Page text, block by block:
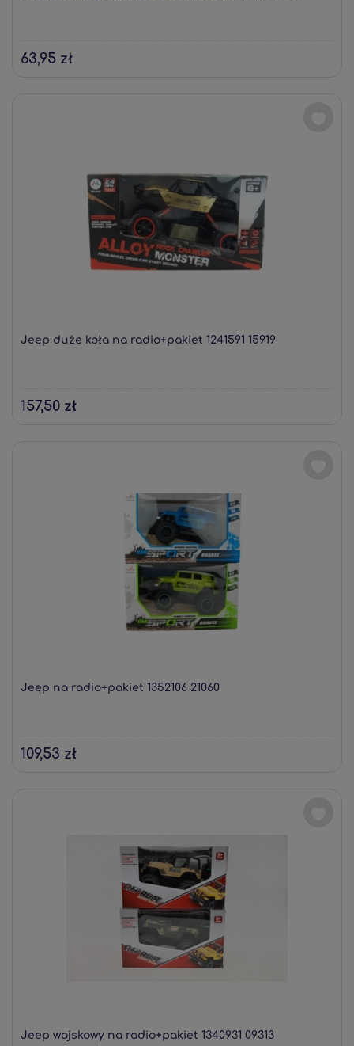
63,95 zł
Jeep duże koła na radio+pakiet 1241591 15919
157,50 zł
Jeep na radio+pakiet 1352106 21060
109,53 zł
Jeep wojskowy na radio+pakiet 1340931 09313